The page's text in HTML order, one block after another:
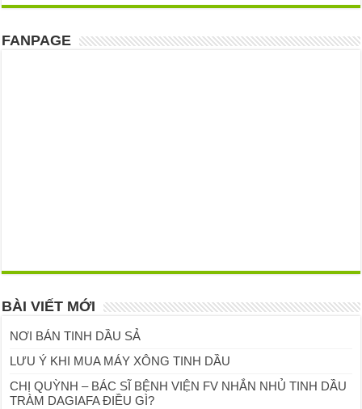
FANPAGE
BÀI VIẾT MỚI
NƠI BÁN TINH DẦU SẢ
LƯU Ý KHI MUA MÁY XÔNG TINH DẦU
CHỊ QUỲNH – BÁC SĨ BỆNH VIỆN FV NHẮN NHỦ TINH DẦU
TRÀM DAGIAFA ĐIỀU GÌ?